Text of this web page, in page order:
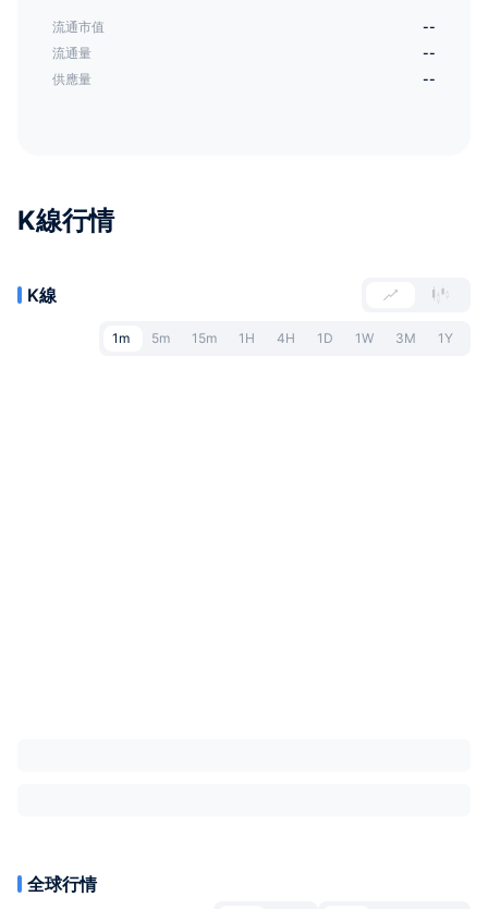
流通市值
--
流通量
--
供應量
--
K線行情
K線
1m 5m 15m 1H 4H 1D 1W 3M 1Y
全球行情